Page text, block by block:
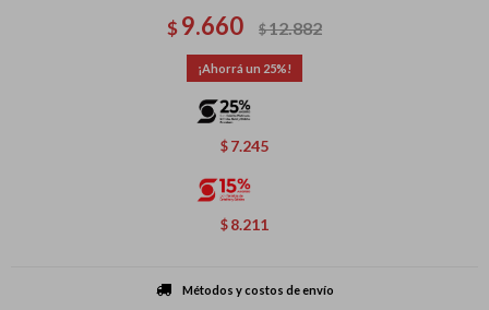
$9.660 $12.882
25
$ 7.245
$ 8.211
Métodos y costos de envío